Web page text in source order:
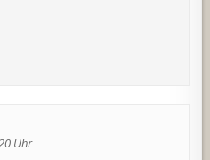
Uhr